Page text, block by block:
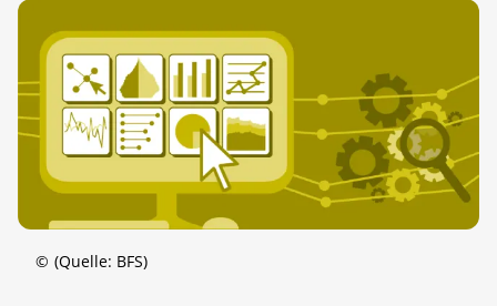
© (Quelle: BFS)